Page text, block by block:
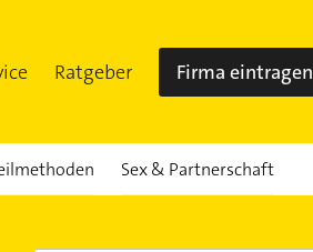
Ratgeber Firma eintragen
Sex & Partnerschaft